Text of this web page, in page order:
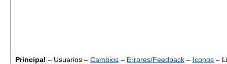
Principal – Usuarios – Cambios – Errores/Feedback – Iconos –